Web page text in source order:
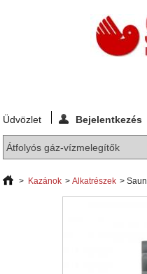
Üdvözlet Bejelentkezés
> Kazánok > Alkatrészek >